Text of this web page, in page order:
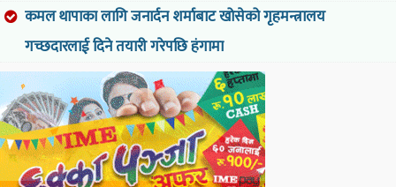
कमल थापाका लागि जनार्दन शर्माबाट खोसेको गृहमन्त्रालय
गच्छदारलाई दिने तयारी गरेपछि हंगामा